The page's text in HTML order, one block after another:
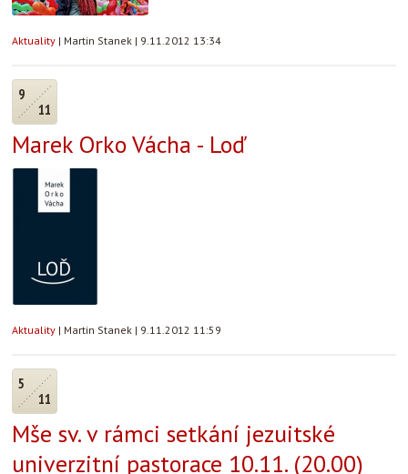
Aktuality | Martin Stanek | 9.11.2012 13:34
9
11
Marek Orko Vácha - Loď
Aktuality | Martin Stanek | 9.11.2012 11:59
5
11
Mše sv. v rámci setkání jezuitské
univerzitní pastorace 10.11. (20.00)